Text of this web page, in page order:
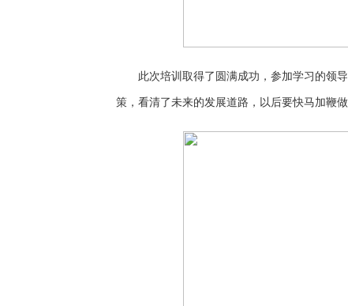
此次培训取得了圆满成功，参加学习的领
策，看清了未来的发展道路，以后要快马加鞭做